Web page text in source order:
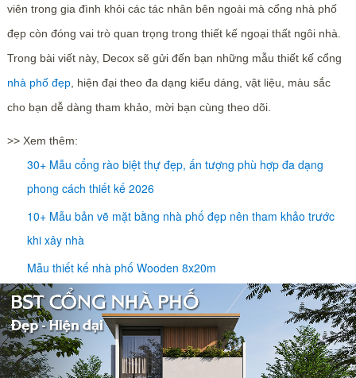
viên trong gia đình khỏi các tác nhân bên ngoài mà cổng nhà phố
đẹp còn đóng vai trò quan trọng trong thiết kế ngoại thất ngôi nhà.
Trong bài viết này, Decox sẽ gửi đến bạn những mẫu thiết kế cổng
nhà phố đẹp, hiện đại theo đa dạng kiểu dáng, vật liệu, màu sắc
cho bạn dễ dàng tham khảo, mời bạn cùng theo dõi.
>> Xem thêm:
30+ Mẫu cổng rào biệt thự đẹp, ấn tượng phù hợp đa dạng
phong cách thiết kế 2026
10+ Mẫu bản vẽ mặt bằng nhà phố đẹp nên tham khảo trước
khi xây nhà
Mẫu thiết kế nhà phố Wooden 8x20m